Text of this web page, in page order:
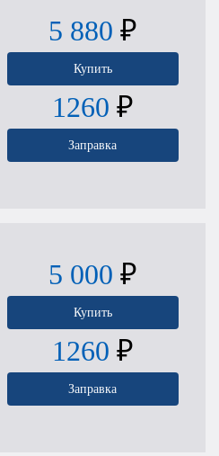
5 880 ₽
Купить
1260 ₽
Заправка
5 000 ₽
Купить
1260 ₽
Заправка